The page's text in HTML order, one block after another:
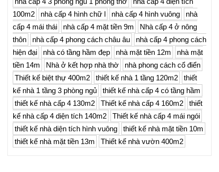
100m2
nhà cấp 4 hình chữ l nhà cấp 4 hình vuông
nhà
cấp 4 mái thái
nhà cấp 4 mặt tiền 9m
Nhà cấp 4 ở nông
thôn
nhà cấp 4 phong cách châu âu
nhà cấp 4 phong cách
hiện đại
nhà có tầng hầm đẹp nhà mặt tiền 12m
nhà mặt
tiền 14m
Nhà ở kết hợp nhà thờ
nhà phong cách cổ điển
Thiết kế biệt thự 400m2
thiết kế nhà 1 tầng 120m2
thiết
kế nhà 1 tầng 3 phòng ngủ
thiết kế nhà cấp 4 có tầng hầm
thiết kế nhà cấp 4 130m2
Thiết kế nhà cấp 4 160m2
thiết
kế nhà cấp 4 diện tích 140m2
Thiết kế nhà cấp 4 mái ngói
thiết kế nhà diện tích hình vuông
thiết kế nhà mặt tiền 10m
thiết kế nhà mặt tiền 13m
Thiết kế nhà vườn 400m2